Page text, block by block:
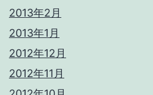
2013年2月
2013年1月
2012年12月
2012年11月